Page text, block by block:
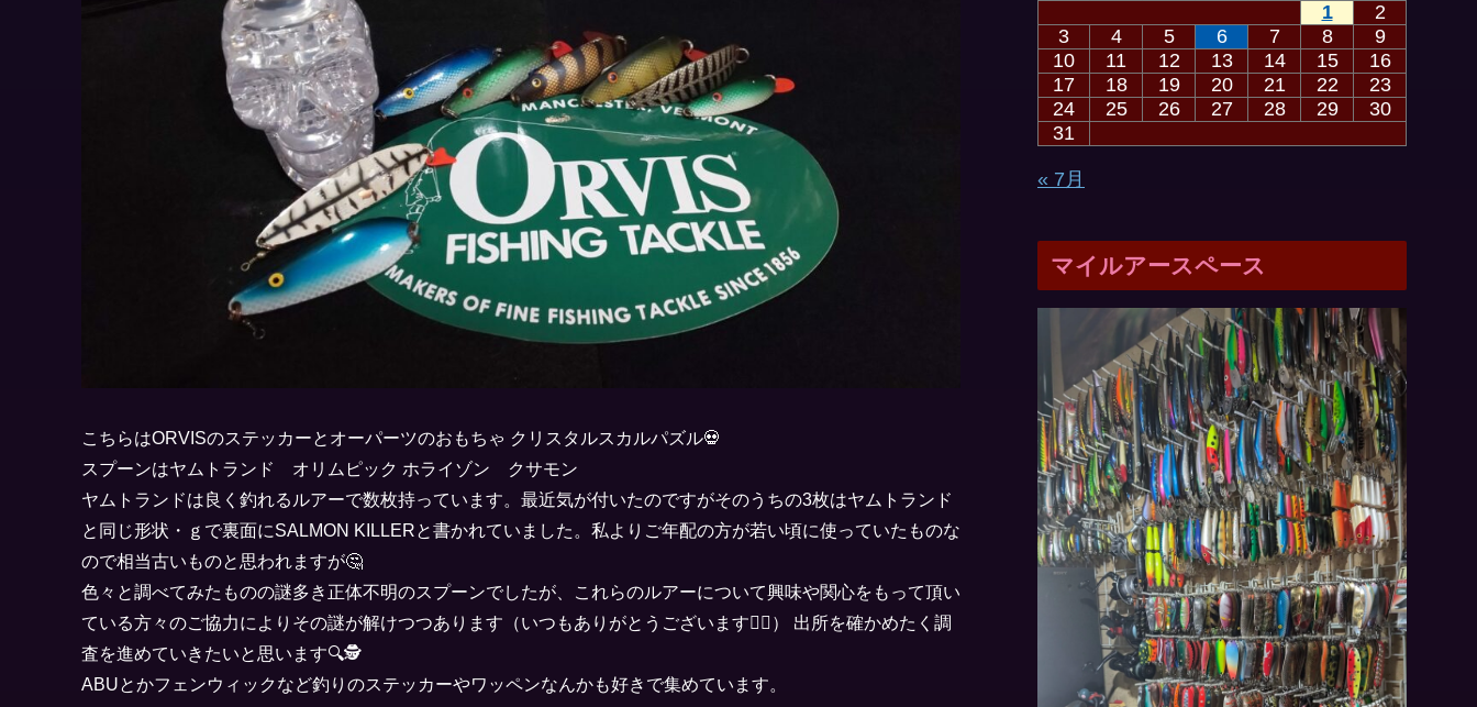
こちらはORVISのステッカーとオーパーツのおもちゃ クリスタルスカルパズル💀
スプーンはヤムトランド オリムピック ホライゾン クサモン
ヤムトランドは良く釣れるルアーで数枚持っています。最近気が付いたのですがそのうちの3枚はヤムトランド
と同じ形状・ｇで裏面にSALMON KILLERと書かれていました。私よりご年配の方が若い頃に使っていたものな
ので相当古いものと思われますが🤔
色々と調べてみたものの謎多き正体不明のスプーンでしたが、これらのルアーについて興味や関心をもって頂い
ている方々のご協力によりその謎が解けつつあります（いつもありがとうございます🙇‍♂️） 出所を確かめたく調
査を進めていきたいと思います🔍🕵
ABUとかフェンウィックなど釣りのステッカーやワッペンなんかも好きで集めています。
1
2
3
4 5 6 7 8
9
10
11 12 13 14 15
16
17
18 19 20 21 22
23
24
25 26 27 28 29
30
31
« 7月
マイルアースペース